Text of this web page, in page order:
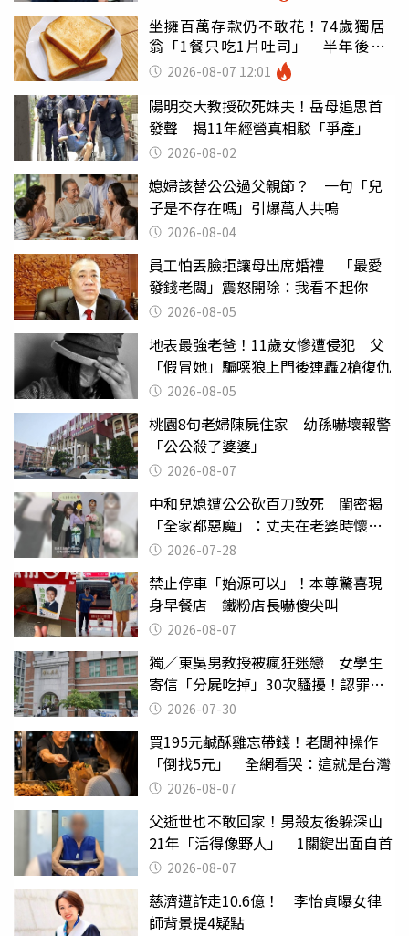
坐擁百萬存款仍不敢花！74歲獨居
翁「1餐只吃1片吐司」 半年後暴
瘦嚇壞女兒
2026-08-07 12:01
陽明交大教授砍死妹夫！岳母追思首
發聲 揭11年經營真相駁「爭產」
2026-08-02
媳婦該替公公過父親節？ 一句「兒
子是不存在嗎」引爆萬人共鳴
2026-08-04
員工怕丟臉拒讓母出席婚禮 「最愛
發錢老闆」震怒開除：我看不起你
2026-08-05
地表最強老爸！11歲女慘遭侵犯 父
「假冒她」騙噁狼上門後連轟2槍復仇
2026-08-05
桃園8旬老婦陳屍住家 幼孫嚇壞報警
「公公殺了婆婆」
2026-08-07
中和兒媳遭公公砍百刀致死 閨密揭
「全家都惡魔」：丈夫在老婆時懷孕
摔東西
2026-07-28
禁止停車「始源可以」！本尊驚喜現
身早餐店 鐵粉店長嚇傻尖叫
2026-08-07
獨／東吳男教授被瘋狂迷戀 女學生
寄信「分屍吃掉」30次騷擾！認罪免
關 2026-07-30
買195元鹹酥雞忘帶錢！老闆神操作
「倒找5元」 全網看哭：這就是台灣
2026-08-07
父逝世也不敢回家！男殺友後躲深山
21年「活得像野人」 1關鍵出面自首
2026-08-07
慈濟遭詐走10.6億！ 李怡貞曝女律
師背景提4疑點